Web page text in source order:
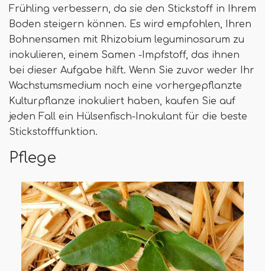
Frühling verbessern, da sie den Stickstoff in Ihrem
Boden steigern können. Es wird empfohlen, Ihren
Bohnensamen mit Rhizobium leguminosarum zu
inokulieren, einem Samen -Impfstoff, das ihnen
bei dieser Aufgabe hilft. Wenn Sie zuvor weder Ihr
Wachstumsmedium noch eine vorhergepflanzte
Kulturpflanze inokuliert haben, kaufen Sie auf
jeden Fall ein Hülsenfisch-Inokulant für die beste
Stickstofffunktion.
Pflege